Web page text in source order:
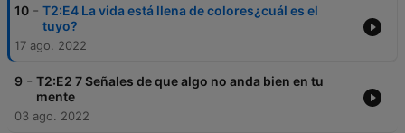
10 - T2:E4 La vida está llena de colores¿cuál es el
tuyo?
17 ago. 2022
9 - T2:E2 7 Señales de que algo no anda bien en tu
mente
03 ago. 2022